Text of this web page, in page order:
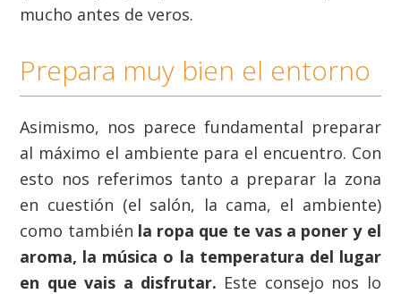
mucho antes de veros.
Prepara muy bien el entorno
Asimismo, nos parece fundamental preparar
al máximo el ambiente para el encuentro. Con
esto nos referimos tanto a preparar la zona
en cuestión (el salón, la cama, el ambiente)
como también la ropa que te vas a poner y el
aroma, la música o la temperatura del lugar
en que vais a disfrutar. Este consejo nos lo